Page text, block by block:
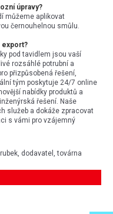
úpravy?
můžeme aplikovat
černouhelnou smůlu.
export?
pod tavidlem jsou vaší
rozsáhlé potrubní a
přizpůsobená řešení,
tým poskytuje 24/7 online
nabídky produktů a
řešení. Naše
služeb a dokáže zpracovat
s vámi pro vzájemný
dodavatel, továrna